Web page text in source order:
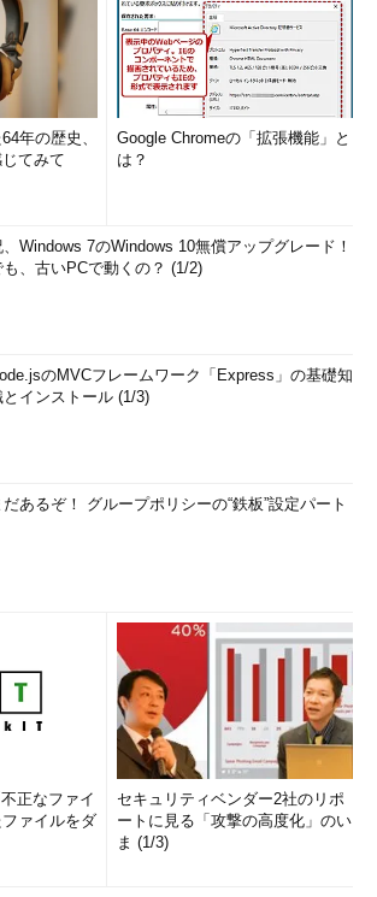
年の歴史、
てみて
Google Chromeの「拡張機能」と
は？
、Windows 7のWindows 10無償アップグレード！
も、古いPCで動くの？ (1/2)
のMVCフレームワーク「Express」の基礎知
とインストール (1/3)
だあるぞ！ グループポリシーの“鉄板”設定パート
正なファイ
ァイルをダ
セキュリティベンダー2社のリポ
ートに見る「攻撃の高度化」のい
ま (1/3)